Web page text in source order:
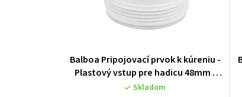
Balboa Pripojovací prvok k kúreniu -
Plastový vstup pre hadicu 48mm -
50084
Skladom